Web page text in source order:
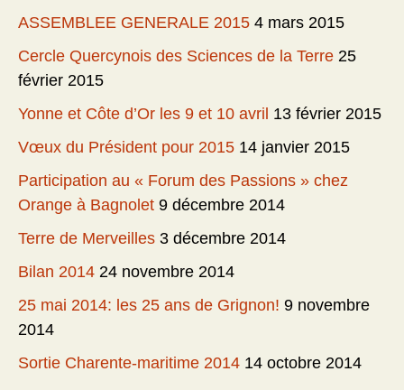
ASSEMBLEE GENERALE 2015 4 mars 2015
Cercle Quercynois des Sciences de la Terre 25
février 2015
Yonne et Côte d’Or les 9 et 10 avril 13 février 2015
Vœux du Président pour 2015 14 janvier 2015
Participation au « Forum des Passions » chez
Orange à Bagnolet 9 décembre 2014
Terre de Merveilles 3 décembre 2014
Bilan 2014 24 novembre 2014
25 mai 2014: les 25 ans de Grignon! 9 novembre
2014
Sortie Charente-maritime 2014 14 octobre 2014